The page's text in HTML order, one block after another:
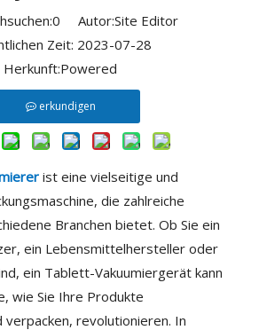
0 Autor:Site Editor
Zeit: 2023-07-28
Herkunft:Powered
erkundigen
ist eine vielseitige und
die zahlreiche
Branchen bietet. Ob Sie ein
ein Lebensmittelhersteller oder
ein Tablett-Vakuumiergerät kann
wie Sie Ihre Produkte
verpacken, revolutionieren. In